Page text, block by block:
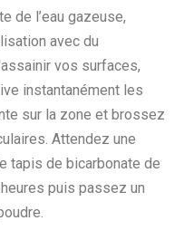
de l’eau gazeuse,
avec du
vos surfaces,
instantanément les
sur la zone et brossez
Attendez une
tapis de bicarbonate de
puis passez un